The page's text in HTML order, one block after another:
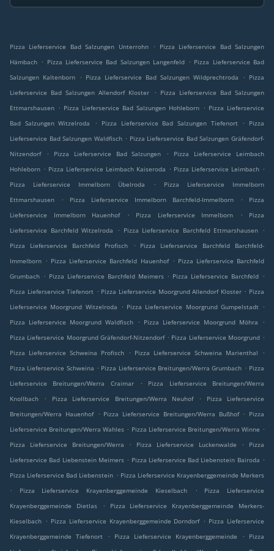
Pizza Lieferservice Bad Salzungen Unterrohn .
Pizza Lieferservice Bad Salzungen
Hämbach . Pizza Lieferservice Bad Salzungen Langenfeld . Pizza Lieferservice Bad
Salzungen Kaltenborn
. Pizza Lieferservice Bad Salzungen Wildprechtroda . Pizza
Lieferservice Bad Salzungen Allendorf Kloster
. Pizza Lieferservice Bad Salzungen
Ettmarshausen . Pizza Lieferservice Bad Salzungen Hohleborn . Pizza Lieferservice
Bad Salzungen Witzelroda
. Pizza Lieferservice Bad Salzungen Tiefenort .
Pizza
Lieferservice Bad Salzungen Waldfisch . Pizza Lieferservice Bad Salzungen Gräfendorf-
Nitzendorf
. Pizza Lieferservice Bad Salzungen .
Pizza Lieferservice Leimbach
Hohleborn . Pizza Lieferservice Leimbach Kaiseroda . Pizza Lieferservice Leimbach .
Pizza Lieferservice Immelborn Übelroda
.
Pizza Lieferservice Immelborn
Ettmarshausen
. Pizza Lieferservice Immelborn Barchfeld-Immelborn .
Pizza
Lieferservice Immelborn Hauenhof
. Pizza Lieferservice Immelborn .
Pizza
Lieferservice Barchfeld Witzelroda
. Pizza Lieferservice Barchfeld Ettmarshausen
.
Pizza Lieferservice Barchfeld Profisch
.
Pizza Lieferservice Barchfeld Barchfeld-
Immelborn . Pizza Lieferservice Barchfeld Hauenhof . Pizza Lieferservice Barchfeld
Grumbach . Pizza Lieferservice Barchfeld Meimers . Pizza Lieferservice Barchfeld .
Pizza Lieferservice Tiefenort . Pizza Lieferservice Moorgrund Allendorf Kloster . Pizza
Lieferservice Moorgrund Witzelroda
. Pizza Lieferservice Moorgrund Gumpelstadt .
Pizza Lieferservice Moorgrund Waldfisch
. Pizza Lieferservice Moorgrund Möhra
.
Pizza Lieferservice Moorgrund Gräfendorf-Nitzendorf . Pizza Lieferservice Moorgrund .
Pizza Lieferservice Schweina Profisch
. Pizza Lieferservice Schweina Marienthal
.
Pizza Lieferservice Schweina . Pizza Lieferservice Breitungen/Werra Grumbach . Pizza
Lieferservice Breitungen/Werra Craimar
.
Pizza Lieferservice Breitungen/Werra
Knollbach
. Pizza Lieferservice Breitungen/Werra Neuhof .
Pizza Lieferservice
Breitungen/Werra Hauenhof
. Pizza Lieferservice Breitungen/Werra Bußhof . Pizza
Lieferservice Breitungen/Werra Wahles . Pizza Lieferservice Breitungen/Werra Winne .
Pizza Lieferservice Breitungen/Werra
. Pizza Lieferservice Luckenwalde .
Pizza
Lieferservice Bad Liebenstein Meimers . Pizza Lieferservice Bad Liebenstein Bairoda .
Pizza Lieferservice Bad Liebenstein . Pizza Lieferservice Krayenberggemeinde Merkers
.
Pizza Lieferservice Krayenberggemeinde Kieselbach .
Pizza Lieferservice
Krayenberggemeinde Dietlas
.
Pizza Lieferservice Krayenberggemeinde Merkers-
Kieselbach . Pizza Lieferservice Krayenberggemeinde Dorndorf . Pizza Lieferservice
Krayenberggemeinde Tiefenort
. Pizza Lieferservice Krayenberggemeinde .
Pizza